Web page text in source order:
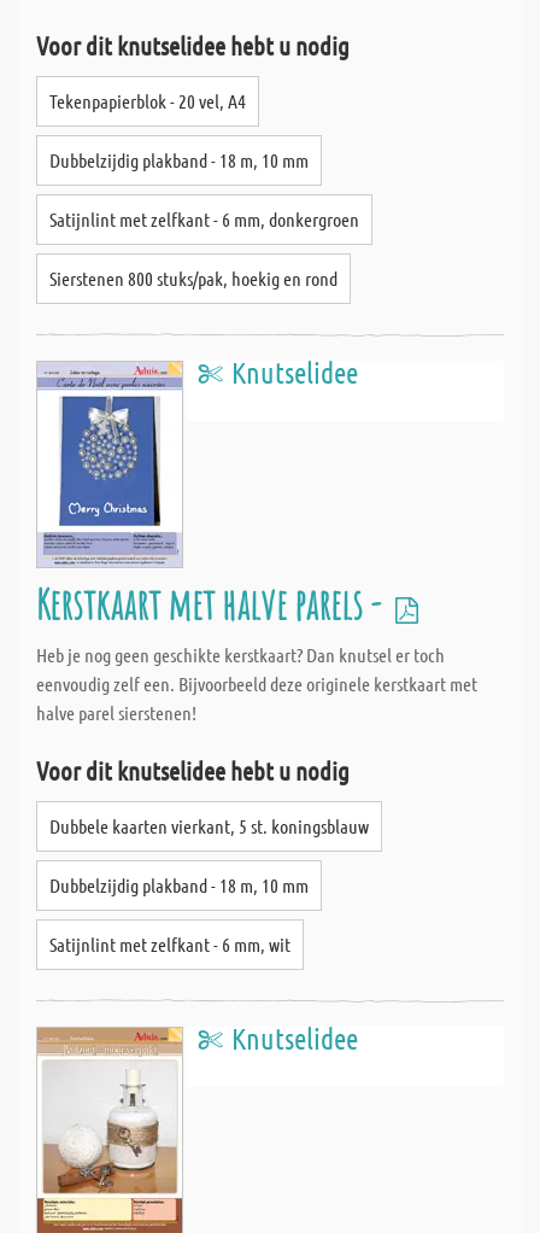
Voor dit knutselidee hebt u nodig
Tekenpapierblok - 20 vel, A4
Dubbelzijdig plakband - 18 m, 10 mm
Satijnlint met zelfkant - 6 mm, donkergroen
Sierstenen 800 stuks/pak, hoekig en rond
Knutselidee
Kerstkaart met halve parels -
Heb je nog geen geschikte kerstkaart? Dan knutsel er toch
eenvoudig zelf een. Bijvoorbeeld deze originele kerstkaart met
halve parel sierstenen!
Voor dit knutselidee hebt u nodig
Dubbele kaarten vierkant, 5 st. koningsblauw
Dubbelzijdig plakband - 18 m, 10 mm
Satijnlint met zelfkant - 6 mm, wit
Knutselidee